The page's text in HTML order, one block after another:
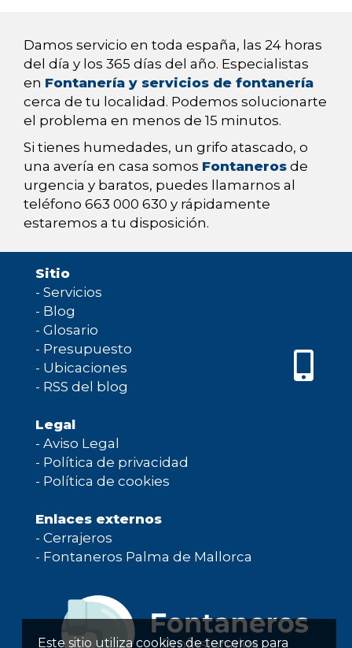
Este sitio utiliza cookies de terceros para
Damos servicio en toda españa, las 24 horas
del día y los 365 días del año. Especialistas
en Fontanería y servicios de fontanería
cerca de tu localidad. Podemos solucionarte
el problema en menos de 15 minutos.
Si tienes humedades, un grifo atascado, o
una avería en casa somos Fontaneros de
urgencia y baratos, puedes llamarnos al
teléfono 663 000 630 y rápidamente
estaremos a tu disposición.
Sitio
- Servicios
- Blog
- Glosario
- Presupuesto
- Ubicaciones
- RSS del blog
Legal
- Aviso Legal
- Política de privacidad
- Política de cookies
Enlaces externos
- Cerrajeros
- Fontaneros Palma de Mallorca